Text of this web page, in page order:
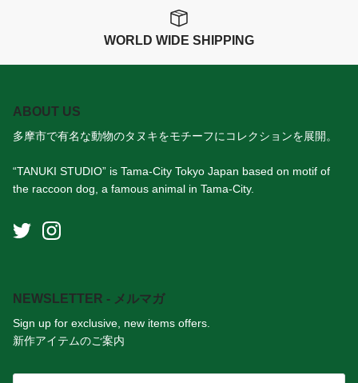
WORLD WIDE SHIPPING
ABOUT US
多摩市で有名な動物のタヌキをモチーフにコレクションを展開。
“TANUKI STUDIO” is Tama-City Tokyo Japan based on motif of
the raccoon dog, a famous animal in Tama-City.
NEWSLETTER - メルマガ
Sign up for exclusive, new items offers.
新作アイテムのご案内